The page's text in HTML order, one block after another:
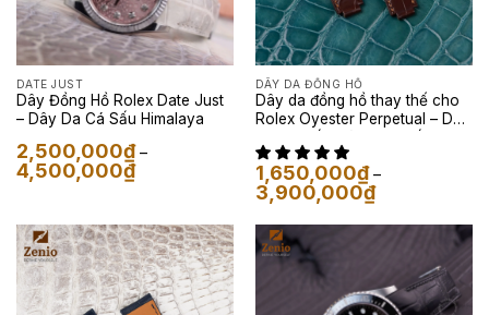
DATE JUST
Dây Đồng Hồ Rolex Date Just
– Dây Da Cá Sấu Himalaya
2,500,000₫ –
4,500,000₫Khoảng
giá:
đến
4,500,000₫
DÂY DA ĐỒNG HỒ
Dây da đồng hồ thay thế cho
Rolex Oyester Perpetual – Dây
1,650,000₫ –
3,900,000₫Khoảng
giá: